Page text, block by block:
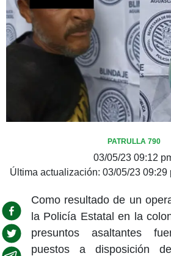
PATRULLA 790
03/05/23 09:12
Última actualización: 03/05/23 09:29
Como resultado de un
la Policía Estatal en la
presuntos asaltantes
puestos a disposición